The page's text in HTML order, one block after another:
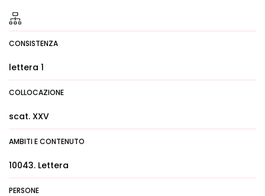
CONSISTENZA
lettera 1
COLLOCAZIONE
scat. XXV
AMBITI E CONTENUTO
10043. Lettera
PERSONE